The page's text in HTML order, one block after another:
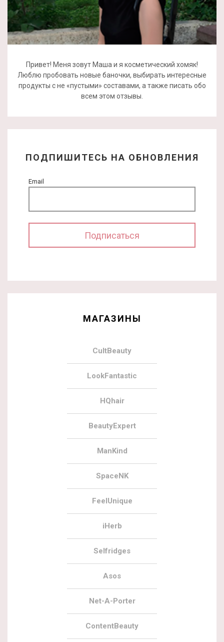
Привет! Меня зовут Маша и я косметический хомяк!
Люблю пробовать новые баночки, выбирать интересные
продукты с не «пустыми» составами, а также писать обо
всем этом отзывы.
ПОДПИШИТЕСЬ НА ОБНОВЛЕНИЯ
Email
МАГАЗИНЫ
CultBeauty
LookFantastic
HQhair
BeautyExpert
ManKind
SpaceNK
FeelUnique
iHerb
Selfridges
Asos
Net-A-Porter
ContentBeauty